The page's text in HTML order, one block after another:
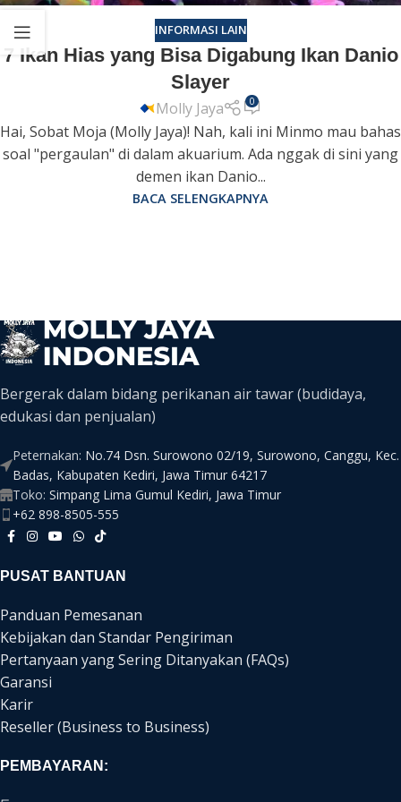
INFORMASI LAIN
7 Ikan Hias yang Bisa Digabung Ikan Danio
Slayer
Molly Jaya 0
Hai, Sobat Moja (Molly Jaya)! Nah, kali ini Minmo mau bahas
soal "pergaulan" di dalam akuarium. Ada nggak di sini yang
demen ikan Danio...
BACA SELENGKAPNYA
Bergerak dalam bidang perikanan air tawar (budidaya,
edukasi dan penjualan)
Peternakan: No.74 Dsn. Surowono 02/19, Surowono, Canggu, Kec.
Badas, Kabupaten Kediri, Jawa Timur 64217
Toko: Simpang Lima Gumul Kediri, Jawa Timur
+62 898-8505-555
PUSAT BANTUAN
Panduan Pemesanan
Kebijakan dan Standar Pengiriman
Pertanyaan yang Sering Ditanyakan (FAQs)
Garansi
Karir
Reseller (Business to Business)
PEMBAYARAN: